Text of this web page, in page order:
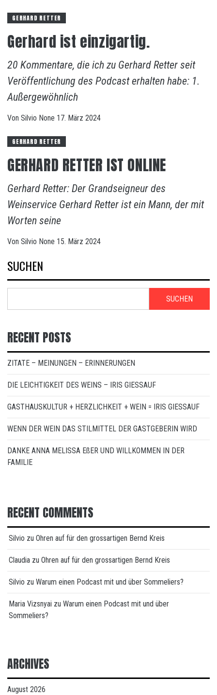
GERHARD RETTER
Gerhard ist einzigartig.
20 Kommentare, die ich zu Gerhard Retter seit
Veröffentlichung des Podcast erhalten habe: 1.
Außergewöhnlich
Von Silvio None 17. März 2024
GERHARD RETTER
GERHARD RETTER IST ONLINE
Gerhard Retter: Der Grandseigneur des
Weinservice Gerhard Retter ist ein Mann, der mit
Worten seine
Von Silvio None 15. März 2024
SUCHEN
SUCHEN
RECENT POSTS
ZITATE – MEINUNGEN – ERINNERUNGEN
DIE LEICHTIGKEIT DES WEINS – IRIS GIESSAUF
GASTHAUSKULTUR + HERZLICHKEIT + WEIN = IRIS GIESSAUF
WENN DER WEIN DAS STILMITTEL DER GASTGEBERIN WIRD
DANKE ANNA MELISSA EßER UND WILLKOMMEN IN DER
FAMILIE
RECENT COMMENTS
Silvio zu Ohren auf für den grossartigen Bernd Kreis
Claudia zu Ohren auf für den grossartigen Bernd Kreis
Silvio zu Warum einen Podcast mit und über Sommeliers?
Maria Vizsnyai zu Warum einen Podcast mit und über
Sommeliers?
ARCHIVES
August 2026